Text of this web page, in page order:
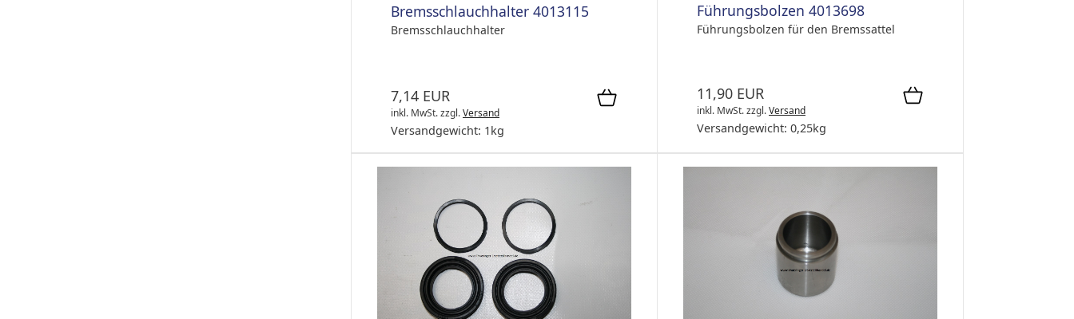
Bremsschlauchhalter 4013115
Bremsschlauchhalter
7,14 EUR
inkl. MwSt.zzgl.Versand
Versandgewicht: 1 kg
Führungsbolzen 4013698
Führungsbolzen für den Bremssattel
11,90 EUR
inkl. MwSt.zzgl.Versand
Versandgewicht: 0,25kg